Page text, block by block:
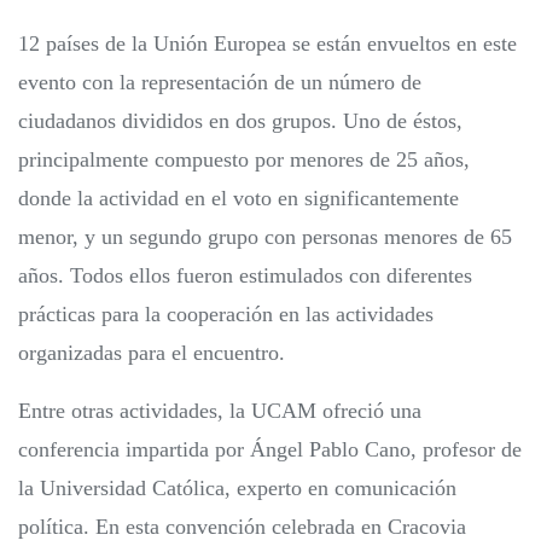
12 países de la Unión Europea se están envueltos en este
evento con la representación de un número de
ciudadanos divididos en dos grupos. Uno de éstos,
principalmente compuesto por menores de 25 años,
donde la actividad en el voto en significantemente
menor, y un segundo grupo con personas menores de 65
años. Todos ellos fueron estimulados con diferentes
prácticas para la cooperación en las actividades
organizadas para el encuentro.
Entre otras actividades, la UCAM ofreció una
conferencia impartida por Ángel Pablo Cano, profesor de
la Universidad Católica, experto en comunicación
política. En esta convención celebrada en Cracovia